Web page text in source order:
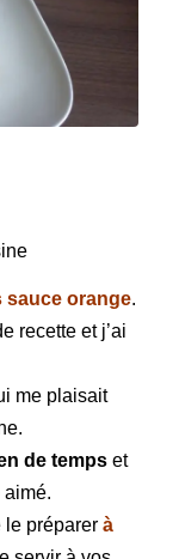
sauce orange.
recette et j’ai
me plaisait
de temps et
aimé.
le préparer à